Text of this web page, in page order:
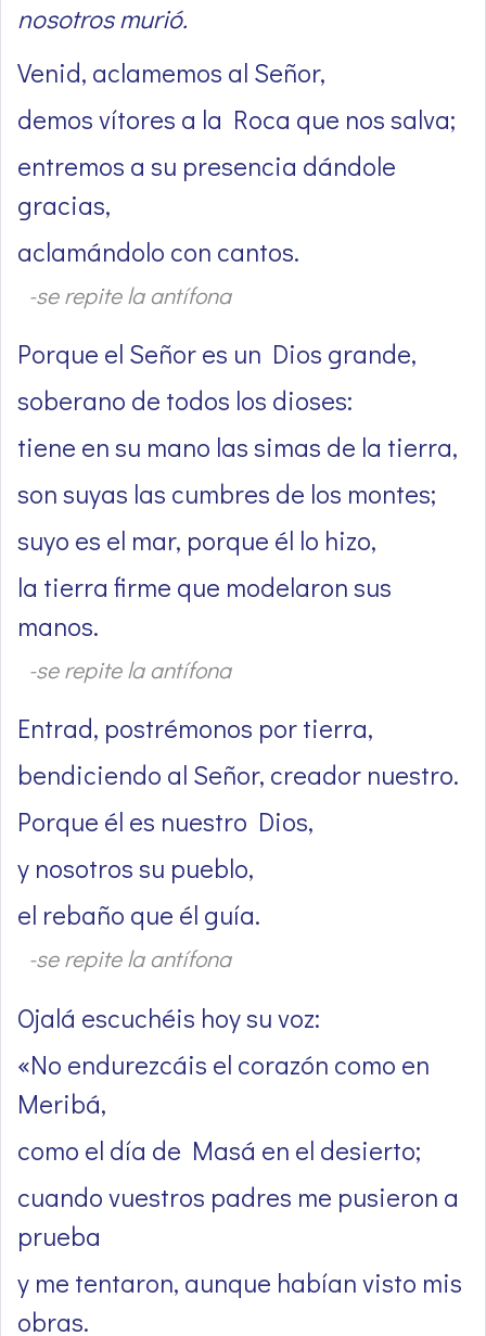
nosotros murió.
Venid, aclamemos al Señor,
demos vítores a la Roca que nos salva;
entremos a su presencia dándole
gracias,
aclamándolo con cantos.
-se repite la antífona
Porque el Señor es un Dios grande,
soberano de todos los dioses:
tiene en su mano las simas de la tierra,
son suyas las cumbres de los montes;
suyo es el mar, porque él lo hizo,
la tierra firme que modelaron sus
manos.
-se repite la antífona
Entrad, postrémonos por tierra,
bendiciendo al Señor, creador nuestro.
Porque él es nuestro Dios,
y nosotros su pueblo,
el rebaño que él guía.
-se repite la antífona
Ojalá escuchéis hoy su voz:
«No endurezcáis el corazón como en
Meribá,
como el día de Masá en el desierto;
cuando vuestros padres me pusieron a
prueba
y me tentaron, aunque habían visto mis
obras.